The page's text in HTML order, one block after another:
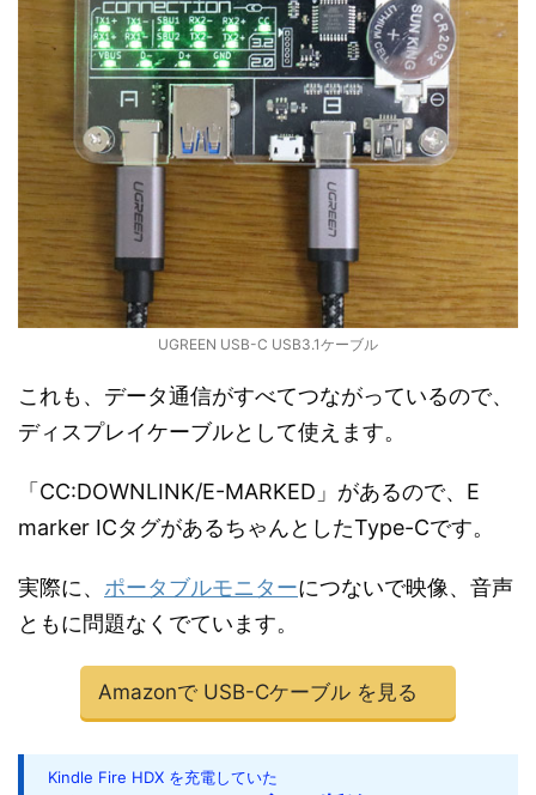
UGREEN USB-C USB3.1ケーブル
これも、データ通信がすべてつながっているので、
ディスプレイケーブルとして使えます。
「CC:DOWNLINK/E-MARKED」があるので、E
marker ICタグがあるちゃんとしたType-Cです。
実際に、 ポータブルモニターにつないで映像、音声
ともに問題なくでています。
Amazonで USB-Cケーブル を見る
Kindle Fire HDX を充電していた